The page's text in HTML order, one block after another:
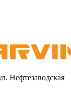
Нефтезаводская